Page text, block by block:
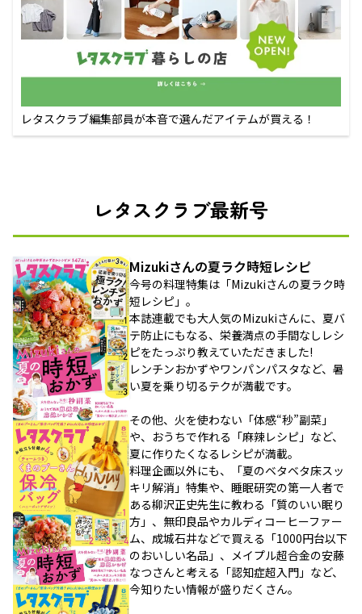
レタスクラブ編集部員が本音で選んだアイテムが買える！
レタスクラブ最新号
Mizukiさんの夏ラク時短レシピ
今号の料理特集は「Mizukiさんの夏ラク時
短レシピ」。
本誌連載でも大人気のMizukiさんに、夏バ
テ防止にもなる、栄養満点の手間なしレシ
ピをたっぷり教えていただきました!
レンチンおかずやワンパンパスタなど、暑
い夏を乗り切るテクが満載です。
その他、火を使わない「体感“秒”副菜」
や、おうちで作れる「麻辣レシピ」など、
夏に作りたくなるレシピが満載。
料理企画以外にも、「夏のベタベタ床スッ
キリ解消」特集や、睡眠研究の第一人者で
ある柳沢正史先生に教わる「質のいい眠り
方」、無印良品やカルディコーヒーファー
ム、成城石井などで買える「1000円台以下
のおいしい名品」、メイプル超合金の安藤
なつさんと考える「認知症超入門」など、
今知りたい情報が盛りだくさん。